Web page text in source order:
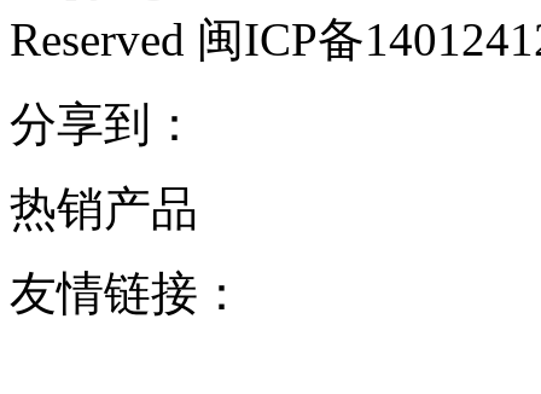
Reserved 闽ICP备
分享到：
热销产品
友情链接：